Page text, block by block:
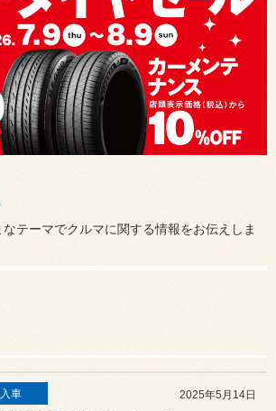
テーマでクルマに関する情報をお伝えしま
車 2025年5月14日